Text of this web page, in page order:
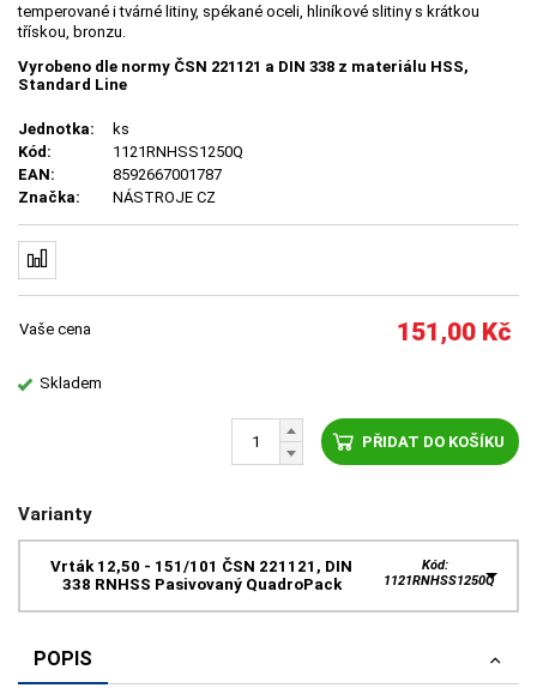
temperované i tvárné litiny, spékané oceli, hliníkové slitiny s krátkou
třískou, bronzu.
Vyrobeno dle normy ČSN 221121 a DIN 338 z materiálu HSS,
Standard Line
Jednotka:
ks
Kód:
1121RNHSS1250Q
EAN:
8592667001787
Značka:
NÁSTROJE CZ
Vaše cena 151,00 Kč
Skladem
PŘIDAT DO KOŠÍKU
Varianty
Vrták 12,50 - 151/101 ČSN 221121, DIN
338 RNHSS Pasivovaný QuadroPack
Kód:
1121RNHSS1250Q
POPIS